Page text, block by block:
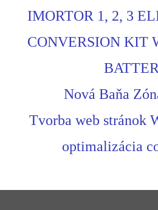
IMORTOR 1, 2, 3
CONVERSION KIT
Nová Baňa
Tvorba web stránok
optimalizácia